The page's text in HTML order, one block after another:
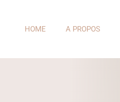
HOME A PROPOS